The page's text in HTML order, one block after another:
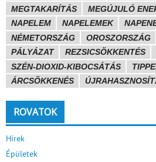
MEGTAKARÍTÁS
MEGÚJULÓ
NAPELEM
NAPELEMEK
NÉMETORSZÁG
OROSZORSZÁG
PÁLYÁZAT
REZSICSÖKKENTÉS
SZÉN-DIOXID-KIBOCSÁTÁS
ÁRCSÖKKENÉS
ROVATOK
Hírek
Épületek